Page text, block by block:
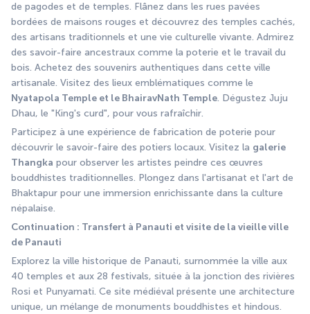
de pagodes et de temples. Flânez dans les rues pavées
bordées de maisons rouges et découvrez des temples cachés,
des artisans traditionnels et une vie culturelle vivante. Admirez
des savoir-faire ancestraux comme la poterie et le travail du
bois. Achetez des souvenirs authentiques dans cette ville
Nyatapola Temple et le BhairavNath Temple. Dégustez Juju
Dhau, le "King's curd", pour vous rafraîchir.
Participez à une expérience de fabrication de poterie pour
découvrir le savoir-faire des potiers locaux. Visitez la galerie
Thangka pour observer les artistes peindre ces œuvres
bouddhistes traditionnelles. Plongez dans l'artisanat et l'art de
Bhaktapur pour une immersion enrichissante dans la culture
népalaise.
Continuation : Transfert à Panauti et visite de la vieille ville
de Panauti
Explorez la ville historique de Panauti, surnommée la ville aux
40 temples et aux 28 festivals, située à la jonction des rivières
Rosi et Punyamati. Ce site médiéval présente une architecture
unique, un mélange de monuments bouddhistes et hindous.